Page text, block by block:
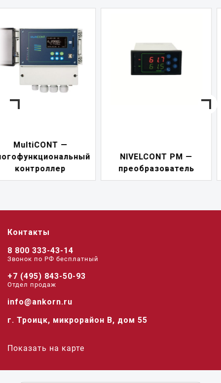
NIVELCONT PM —
преобразователь
переключатель
Контакты
8 800 333-43-14
Звонок по РФ беcплатный
+7 (495) 843-50-93
Отдел продаж
info@ankorn.ru
г. Троицк, микрорайон В, дом 55
Показать на карте